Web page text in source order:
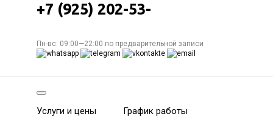
+7 (925) 202-53-
Пн-вс: 09:00—22:00 по предварительной записи
Услуги и цены График работы